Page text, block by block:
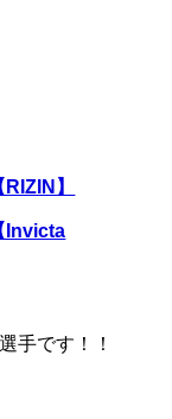
】
Invicta
手です！！